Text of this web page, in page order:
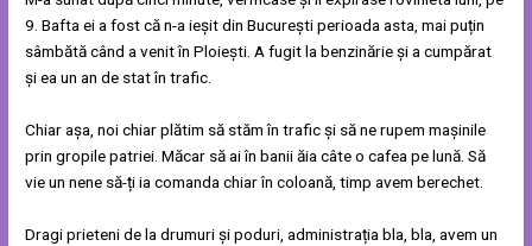
9. Bafta ei a fost că n-a ieșit din București perioada asta, mai puțin
sâmbătă când a venit în Ploiești. A fugit la benzinărie și a cumpărat
și ea un an de stat în trafic.
Chiar așa, noi chiar plătim să stăm în trafic și să ne rupem mașinile
prin gropile patriei. Măcar să ai în banii ăia câte o cafea pe lună. Să
vie un nene să-ți ia comanda chiar în coloană, timp avem berechet.
Dragi prieteni de la drumuri și poduri, administrația bla, bla, avem un